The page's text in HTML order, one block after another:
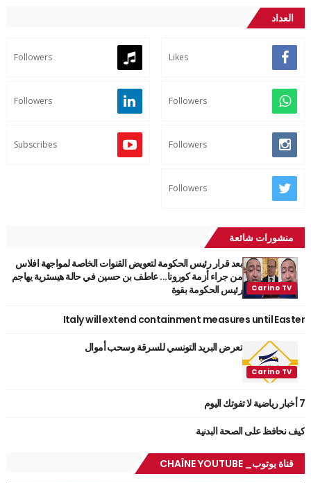
العداد
Likes
Followers
Followers
Followers
Followers
Subscribes
Followers
منشورات شائعة
بعد قرار رئيس الحكومة لتعويض القنوات الخاصة لمواجهة افلاس
من جراء أزمة كورونا... عاطف بن حسين في حالة هيسترية يهاجم
رئيس الحكومة بقوة
Italy will extend containment measures until Easter
تعرض البريد التونسي للسرقة وسحب أموال
7 أخبار رياضية لا تفوتك اليوم
كيف نحافظ على الصحة البدنية
قناة يوتوب_ CHAÎNE YOUTUBE